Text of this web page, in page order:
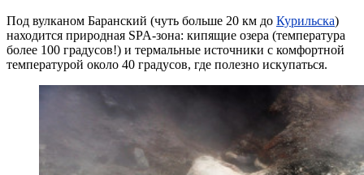
Под вулканом Баранский (чуть больше 20 км до Курильска)
находится природная SPA-зона: кипящие озера (температура
более 100 градусов!) и термальные источники с комфортной
температурой около 40 градусов, где полезно искупаться.